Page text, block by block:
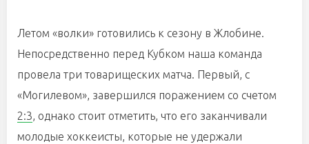
Летом «волки» готовились к сезону в Жлобине.
Непосредственно перед Кубком наша команда
провела три товарищеских матча. Первый, с
«Могилевом», завершился поражением со счетом
2:3, однако стоит отметить, что его заканчивали
молодые хоккеисты, которые не удержали